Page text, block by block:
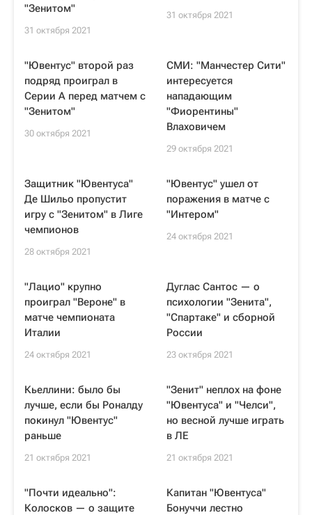
"Зенитом"
31 октября 2021
31 октября 2021
"Ювентус" второй раз
подряд проиграл в
Серии А перед матчем с
"Зенитом"
30 октября 2021
СМИ: "Манчестер Сити"
интересуется
нападающим
"Фиорентины"
Влаховичем
29 октября 2021
Защитник "Ювентуса"
Де Шильо пропустит
игру с "Зенитом" в Лиге
чемпионов
28 октября 2021
"Ювентус" ушел от
поражения в матче с
"Интером"
24 октября 2021
"Лацио" крупно
проиграл "Вероне" в
матче чемпионата
Италии
24 октября 2021
Дуглас Сантос — о
психологии "Зенита",
"Спартаке" и сборной
России
23 октября 2021
Кьеллини: было бы
лучше, если бы Роналду
покинул "Ювентус"
раньше
21 октября 2021
"Зенит" неплох на фоне
"Ювентуса" и "Челси",
но весной лучше играть
в ЛЕ
21 октября 2021
"Почти идеально":
Колосков — о защите
Капитан "Ювентуса"
Бонуччи лестно